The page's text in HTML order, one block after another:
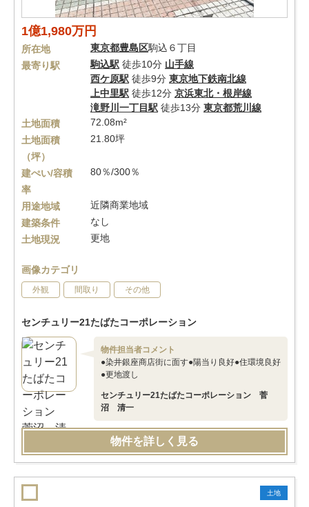
1億1,980万円
所在地 東京都豊島区駒込６丁目
最寄り駅
駒込駅 徒歩10分 山手線
西ケ原駅 徒歩9分 東京地下鉄南北線
上中里駅 徒歩12分 京浜東北・根岸線
滝野川一丁目駅 徒歩13分 東京都荒川線
土地面積
72.08m²
土地面積
（坪）
21.80坪
建ぺい/容積
率
80％/300％
用途地域
近隣商業地域
建築条件
なし
土地現況
更地
画像カテゴリ
外観 間取り その他
センチュリー21たばたコーポレーション
物件担当者コメント
●染井銀座商店街に面す●陽当り良好●住環境良好
●更地渡し
センチュリー21たばたコーポレーション 菅
沼 清一
物件を詳しく見る
土地